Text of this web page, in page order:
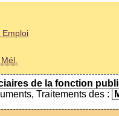
Emploi
Mél.
de la fonction
Traitements des :